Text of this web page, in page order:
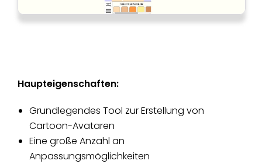
Haupteigenschaften:
Grundlegendes Tool zur Erstellung von
Cartoon-Avataren
Eine große Anzahl an
Anpassungsmöglichkeiten